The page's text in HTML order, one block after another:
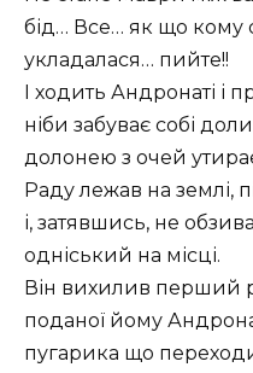
бід… Все… як що кому
укладалася… пийте!!
І ходить Андронаті і
ніби забуває собі
долонею з очей
Раду лежав на землі,
і, затявшись, не
одніський на місці.
Він вихилив перший
поданої йому
пугарика що